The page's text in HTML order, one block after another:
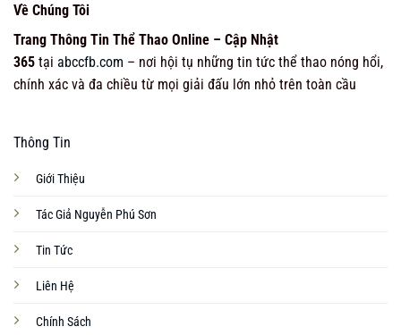
Về Chúng Tôi
Trang Thông Tin Thể Thao Online – Cập Nhật
365tại abccfb.com – nơi hội tụ những tin tức thể thao nóng hổi,
chính xác và đa chiều từ mọi giải đấu lớn nhỏ trên toàn cầu
Thông Tin
Giới Thiệu
Tác Giả Nguyễn Phú Sơn
Tin Tức
Liên Hệ
Chính Sách